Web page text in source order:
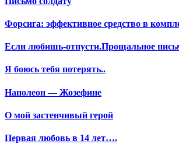
Форсига: эффективное средство в
Если любишь-отпусти.Прощальное
Я боюсь тебя потерять..
Наполеон — Жозефине
О мой застенчивый герой
Первая любовь в 14 лет….